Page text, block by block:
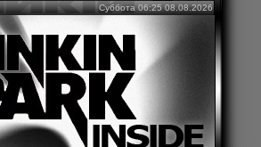
Суббота 06:25 08.08.2026